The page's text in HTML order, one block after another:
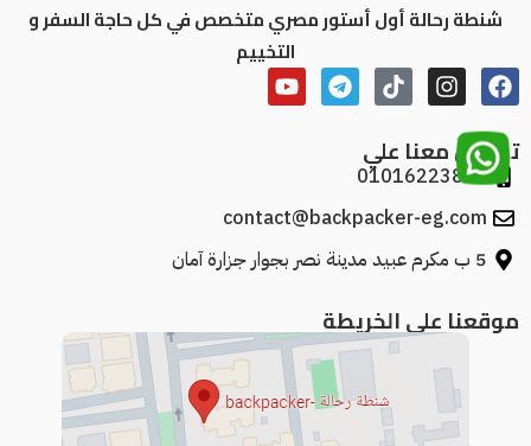
شنطة رحالة أول أستور مصري متخصص في كل حاجة السفر و
التخييم
تواصل معنا علي
01016223886
contact@backpacker-eg.com
5 ب مكرم عبيد مدينة نصر بجوار جزارة آمان
موقعنا علي الخريطة